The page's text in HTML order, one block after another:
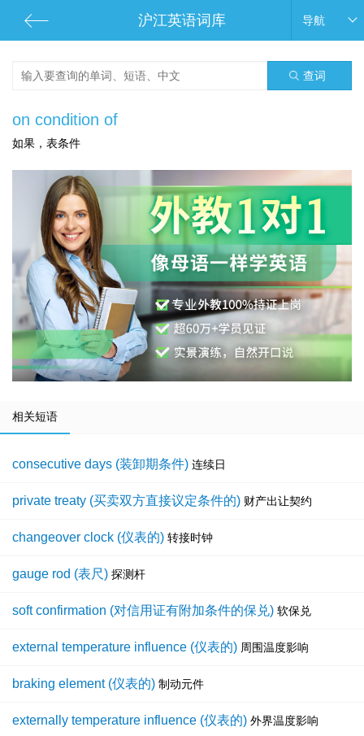
沪江英语词库 导航
查词
on condition of
如果，表条件
相关短语
consecutive days (装卸期条件) 连续日
private treaty (买卖双方直接议定条件的) 财产出让契约
changeover clock (仪表的) 转接时钟
gauge rod (表尺) 探测杆
soft confirmation (对信用证有附加条件的保兑) 软保兑
external temperature influence (仪表的) 周围温度影响
braking element (仪表的) 制动元件
externally temperature influence (仪表的) 外界温度影响